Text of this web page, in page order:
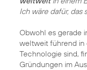
Ich wäre dafür, das
Obwohl es gerade
weltweit führend in
Technologie sind,
Gründungen im